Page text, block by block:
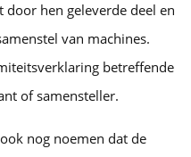
hen geleverde deel en
van machines.
betreffende
of samensteller.
nog noemen dat de